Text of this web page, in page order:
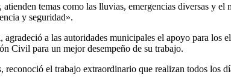
temas como las lluvias, emergencias diversas y
y seguridad».
a las autoridades municipales el apoyo para los
Civil para un mejor desempeño de su trabajo.
el trabajo extraordinario que realizan todos los